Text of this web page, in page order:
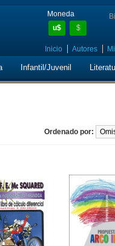
Moneda
u$
$
Inicio Autores
Infantil/Juvenil
Ordenado por: